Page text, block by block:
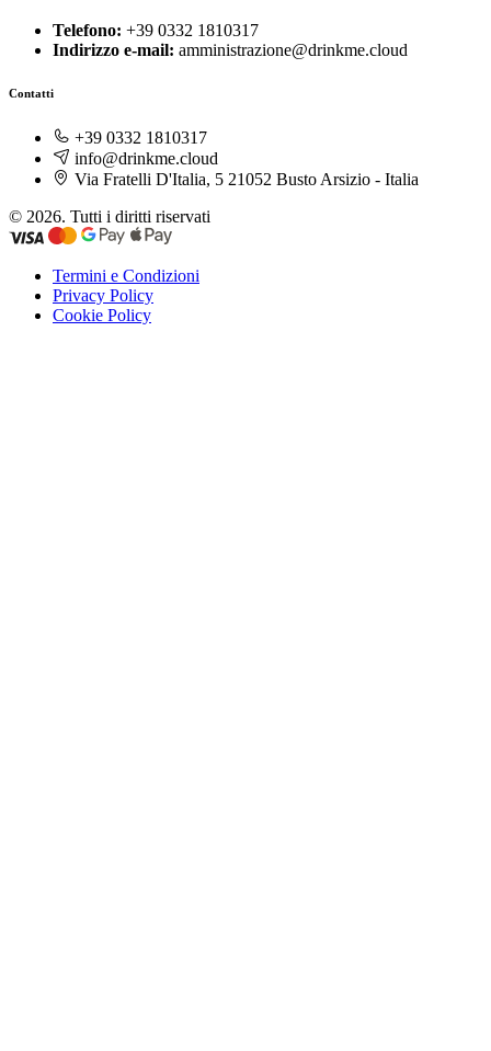
Telefono: +39 0332 1810317
Indirizzo e-mail: amministrazione@drinkme.cloud
Contatti
+39 0332 1810317
info@drinkme.cloud
Via Fratelli D'Italia, 5 21052 Busto Arsizio - Italia
© 2026. Tutti i diritti riservati
Termini e Condizioni
Privacy Policy
Cookie Policy